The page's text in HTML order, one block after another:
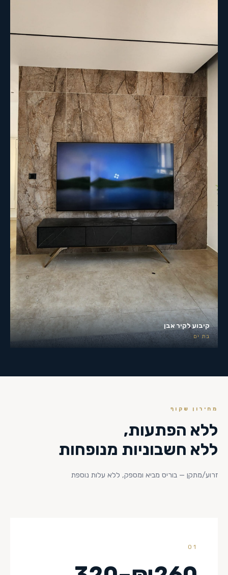
קיבוע לקיר אבן
בת ים
מחירון שקוף
ללא הפתעות,
ללא חשבוניות מנופחות
זרוע/מתקן — בוריס מביא ומספק, ללא עלות נוספת
01